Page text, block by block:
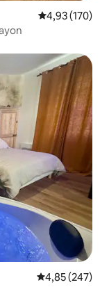
Średnia
4,93 (170)
Średnia
4,85 (247)